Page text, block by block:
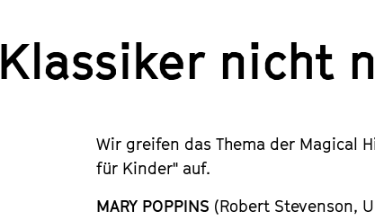
Klassiker nicht
Wir greifen das Thema der Magical
für Kinder" auf.
MARY POPPINS (Robert Stevenson,